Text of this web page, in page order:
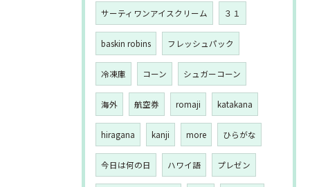
サーティワンアイスクリーム ３１
baskin robins フレッシュパック
冷凍庫 コーン シュガーコーン
海外 航空券 romaji katakana
hiragana kanji more ひらがな
今日は何の日 ハワイ語 プレゼン